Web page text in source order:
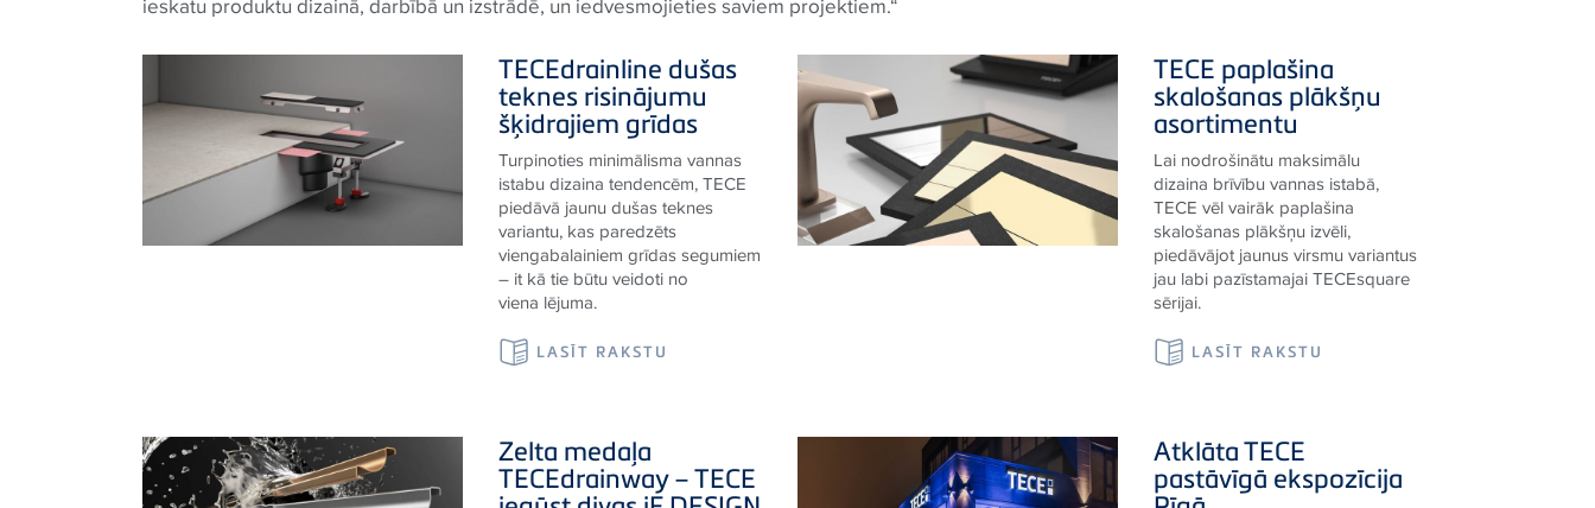
ieskatu produktu dizainā, darbībā un izstrādē, un iedvesmojieties saviem projektiem.“
TECEdrainline dušas
teknes risinājumu
šķidrajiem grīdas
Turpinoties minimālisma vannas
istabu dizaina tendencēm,TECE
piedāvā jaunu dušas teknes
variantu, kas paredzēts
viengabalainiem grīdas segumiem
– it kā tie būtu veidoti no
viena lējuma.
LASĪT RAKSTU
TECE paplašina
skalošanas plākšņu
asortimentu
Lai nodrošinātu maksimālu
dizaina brīvību vannas istabā,
TECE vēl vairāk paplašina
skalošanas plākšņu izvēli,
piedāvājot jaunus virsmu variantus
jau labi pazīstamajaiTECEsquare
sērijai.
LASĪT RAKSTU
Zelta medaļa
TECEdrainway –TECE
AtklātaTECE
pastāvīgā ekspozīcija